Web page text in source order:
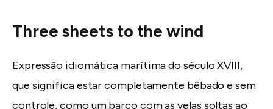
Three sheets to the wind
Expressão idiomática marítima do século XVIII,
que significa estar completamente bêbado e sem
controle, como um barco com as velas soltas ao